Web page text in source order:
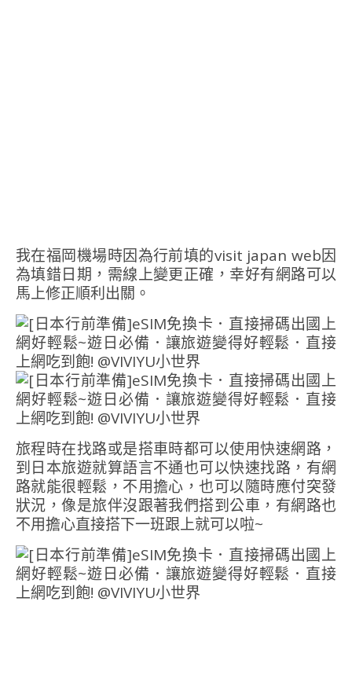
我在福岡機場時因為行前填的visit japan web因
為填錯日期，需線上變更正確，幸好有網路可以
馬上修正順利出關。
旅程時在找路或是搭車時都可以使用快速網路，
到日本旅遊就算語言不通也可以快速找路，有網
路就能很輕鬆，不用擔心，也可以隨時應付突發
狀況，像是旅伴沒跟著我們搭到公車，有網路也
不用擔心直接搭下一班跟上就可以啦~